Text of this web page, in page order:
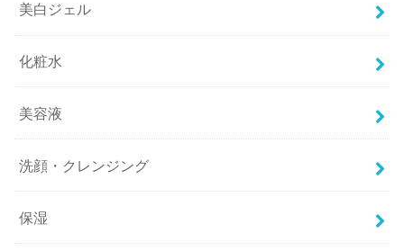
美白ジェル
化粧水
美容液
洗顔・クレンジング
保湿